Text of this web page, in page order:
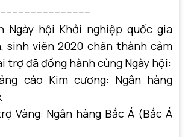
Ngày hội Khởi nghiệp quốc gia
sinh viên 2020 chân thành cảm
trợ đã đồng hành cùng Ngày hội:
cáo Kim cương: Ngân hàng
Vàng: Ngân hàng Bắc Á (Bắc Á